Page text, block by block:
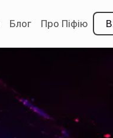
Блог Про Піфію